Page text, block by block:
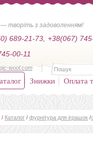
— творіть з задоволенням!
689-21-73,
+38(067)
00-11
wool.com
Знижки Оплата
/ Каталог / фурнітура для іграшок /